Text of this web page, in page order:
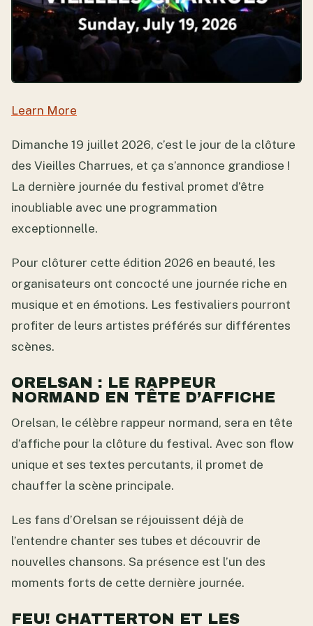
Learn More
Dimanche 19 juillet 2026, c’est le jour de la clôture
des Vieilles Charrues, et ça s’annonce grandiose !
La dernière journée du festival promet d’être
inoubliable avec une programmation
exceptionnelle.
Pour clôturer cette édition 2026 en beauté, les
organisateurs ont concocté une journée riche en
musique et en émotions. Les festivaliers pourront
profiter de leurs artistes préférés sur différentes
scènes.
ORELSAN : LE RAPPEUR
NORMAND EN TÊTE D’AFFICHE
Orelsan, le célèbre rappeur normand, sera en tête
d’affiche pour la clôture du festival. Avec son flow
unique et ses textes percutants, il promet de
chauffer la scène principale.
Les fans d’Orelsan se réjouissent déjà de
l’entendre chanter ses tubes et découvrir de
nouvelles chansons. Sa présence est l’un des
moments forts de cette dernière journée.
FEU! CHATTERTON ET LES